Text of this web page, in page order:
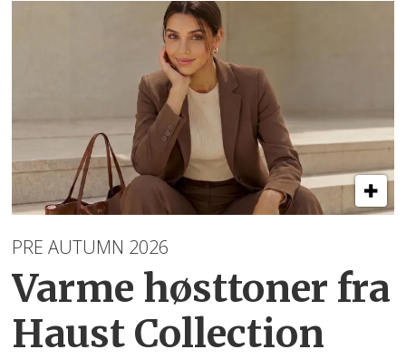
PRE AUTUMN 2026
Varme høsttoner fra
Haust Collection